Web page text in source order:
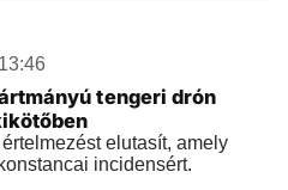
tengeri drón
elutasít, amely
incidensért.